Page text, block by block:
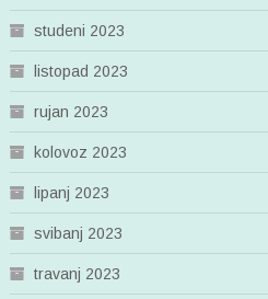
studeni 2023
listopad 2023
rujan 2023
kolovoz 2023
lipanj 2023
svibanj 2023
travanj 2023